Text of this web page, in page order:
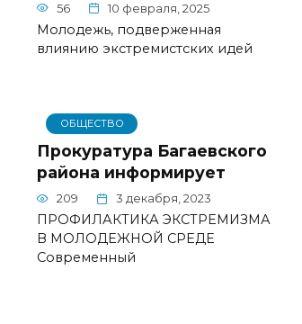
56 10 февраля, 2025
Молодежь, подверженная
влиянию экстремистских идей
ОБЩЕСТВО
Прокуратура Багаевского
района информирует
209 3 декабря, 2023
ПРОФИЛАКТИКА ЭКСТРЕМИЗМА
В МОЛОДЕЖНОЙ СРЕДЕ
Современный